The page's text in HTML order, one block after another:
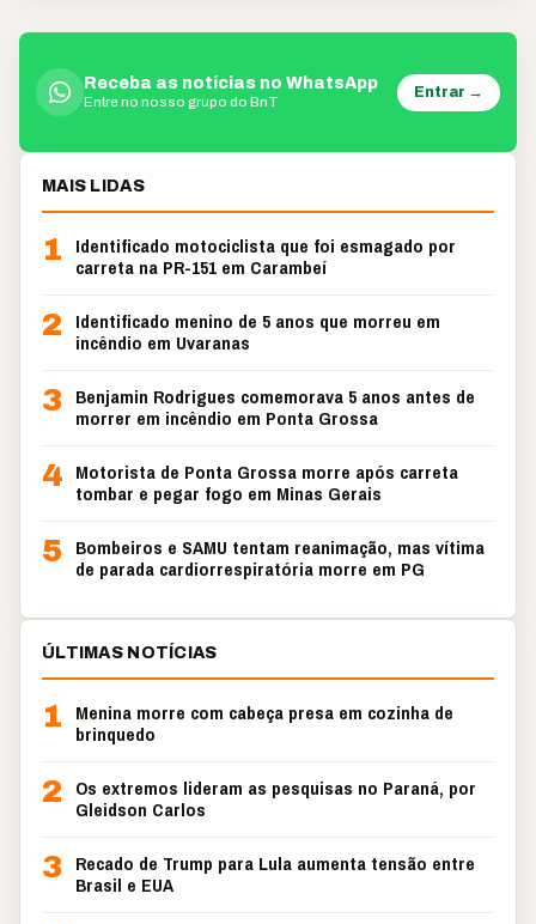
Receba as notícias no WhatsApp
Entre no nosso grupo do BnT
Entrar →
MAIS LIDAS
1
Identificado motociclista que foi esmagado por
carreta na PR-151 em Carambeí
2
Identificado menino de 5 anos que morreu em
incêndio em Uvaranas
3 Benjamin Rodrigues comemorava 5 anos antes de
morrer em incêndio em Ponta Grossa
4 Motorista de Ponta Grossa morre após carreta
tombar e pegar fogo em Minas Gerais
5 Bombeiros e SAMU tentam reanimação, mas vítima
de parada cardiorrespiratória morre em PG
ÚLTIMAS NOTÍCIAS
1
Menina morre com cabeça presa em cozinha de
brinquedo
2
Os extremos lideram as pesquisas no Paraná, por
Gleidson Carlos
3 Recado de Trump para Lula aumenta tensão entre
Brasil e EUA